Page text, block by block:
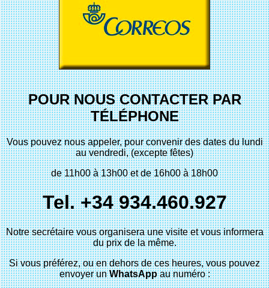
POUR NOUS CONTACTER PAR
TÉLÉPHONE
Vous pouvez nous appeler, pour convenir des dates du lundi
au vendredi, (excepte fêtes)
de 11h00 à 13h00 et de 16h00 à 18h00
Tel. +34 934.460.927
Notre secrétaire vous organisera une visite et vous informera
du prix de la même.
Si vous préférez, ou en dehors de ces heures, vous pouvez
envoyer unWhatsAppau numéro :